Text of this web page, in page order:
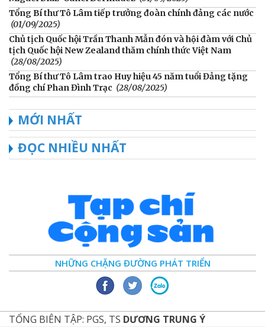
Tổng Bí thư Tô Lâm tiếp trưởng đoàn chính đảng các nước
(01/09/2025)
Chủ tịch Quốc hội Trần Thanh Mẫn đón và hội đàm với Chủ
tịch Quốc hội New Zealand thăm chính thức Việt Nam
(28/08/2025)
Tổng Bí thư Tô Lâm trao Huy hiệu 45 năm tuổi Đảng tặng
đồng chí Phan Đình Trạc (28/08/2025)
MỚI NHẤT
ĐỌC NHIỀU NHẤT
NHỮNG CHẶNG ĐƯỜNG PHÁT TRIỂN
TỔNG BIÊN TẬP: PGS, TS DƯƠNG TRUNG Ý